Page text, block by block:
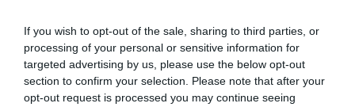
If you wish to opt-out of the sale, sharing to third parties, or
processing of your personal or sensitive information for
targeted advertising by us, please use the below opt-out
section to confirm your selection. Please note that after your
opt-out request is processed you may continue seeing
La batalla no es solo “híbrida” ni
“biopolítica”, sino espiritual... y la ganará la
Virgen
Gabriel Galdón 08/08/26 06:00